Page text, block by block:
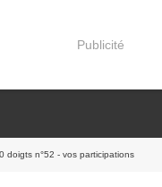
Publicité
doigts n°52 - vos participations